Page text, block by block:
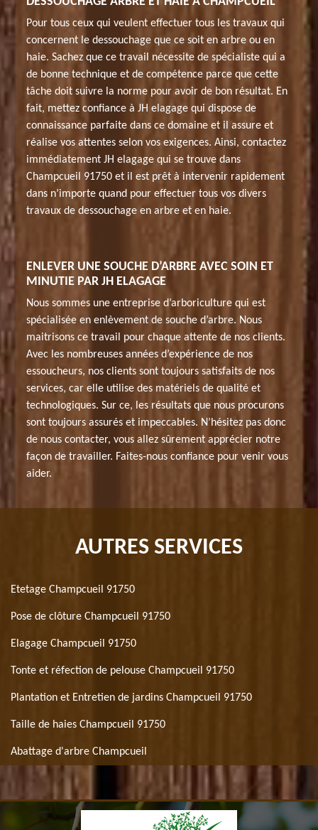
Pour tous ceux qui veulent effectuer tous les travaux qui
concernent le dessouchage que ce soit en arbre ou en
haie. Sachez que ce travail nécessite de spécialiste qui a
de bonne technique et de compétence parce que cette
tâche doit suivre la norme pour avoir de bon résultat. En
fait, mettez confiance à JH elagage qui dispose de
connaissance parfaite dans ce domaine et il assure et
réalise vos attentes selon vos exigences. Ainsi, contactez
immédiatement JH elagage qui se trouve dans
Champcueil 91750 et il est prêt à intervenir rapidement
dans n’importe quand pour effectuer tous vos divers
travaux de dessouchage en arbre et en haie.
ENLEVER UNE SOUCHE D’ARBRE AVEC SOIN ET
MINUTIE PAR JH ELAGAGE
Nous sommes une entreprise d’arboriculture qui est
spécialisée en enlèvement de souche d’arbre. Nous
maitrisons ce travail pour chaque attente de nos clients.
Avec les nombreuses années d’expérience de nos
essoucheurs, nos clients sont toujours satisfaits de nos
services, car elle utilise des matériels de qualité et
technologiques. Sur ce, les résultats que nous procurons
sont toujours assurés et impeccables. N’hésitez pas donc
de nous contacter, vous allez sûrement apprécier notre
façon de travailler. Faites-nous confiance pour venir vous
aider.
AUTRES SERVICES
Etetage Champcueil 91750
Pose de clôture Champcueil 91750
Elagage Champcueil 91750
Tonte et réfection de pelouse Champcueil 91750
Plantation et Entretien de jardins Champcueil 91750
Taille de haies Champcueil 91750
Abattage d'arbre Champcueil